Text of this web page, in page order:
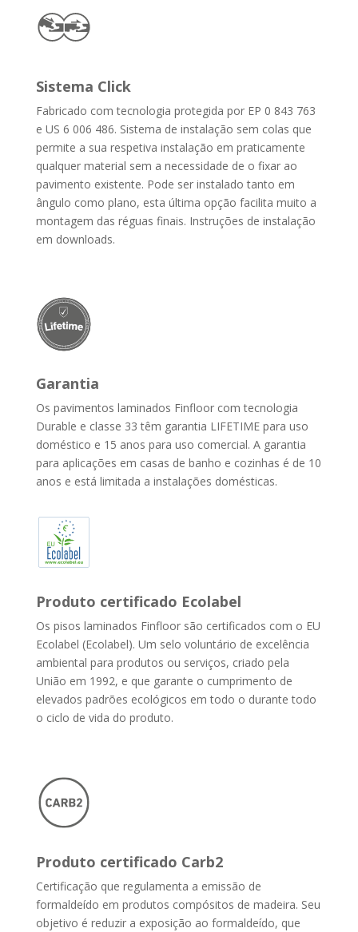
Sistema Click
Fabricado com tecnologia protegida por EP 0 843 763
e US 6 006 486. Sistema de instalação sem colas que
permite a sua respetiva instalação em praticamente
qualquer material sem a necessidade de o fixar ao
pavimento existente. Pode ser instalado tanto em
ângulo como plano, esta última opção facilita muito a
montagem das réguas finais. Instruções de instalação
em downloads.
Garantia
Os pavimentos laminados Finfloor com tecnologia
Durable e classe 33 têm garantia LIFETIME para uso
doméstico e 15 anos para uso comercial. A garantia
para aplicações em casas de banho e cozinhas é de 10
anos e está limitada a instalações domésticas.
Produto certificado Ecolabel
Os pisos laminados Finfloor são certificados com o EU
Ecolabel (Ecolabel). Um selo voluntário de excelência
ambiental para produtos ou serviços, criado pela
União em 1992, e que garante o cumprimento de
elevados padrões ecológicos em todo o durante todo
o ciclo de vida do produto.
Produto certificado Carb2
Certificação que regulamenta a emissão de
formaldeído em produtos compósitos de madeira. Seu
objetivo é reduzir a exposição ao formaldeído, que